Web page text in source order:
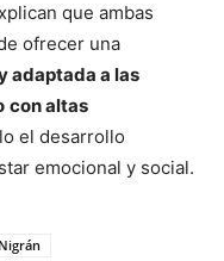
que ambas
ofrecer una
adaptada a las
con altas
el desarrollo
emocional y social.
Nigrán